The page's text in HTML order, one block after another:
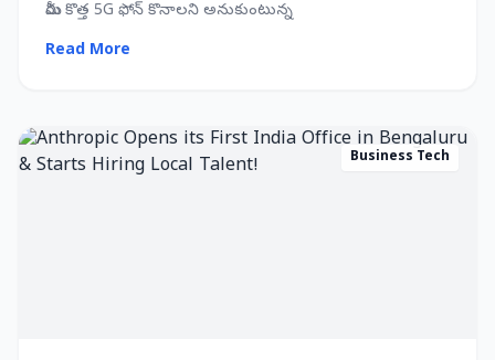
మీరు కొత్త 5G ఫోన్ కొనాలని అనుకుంటున్న
Read More
Business Tech